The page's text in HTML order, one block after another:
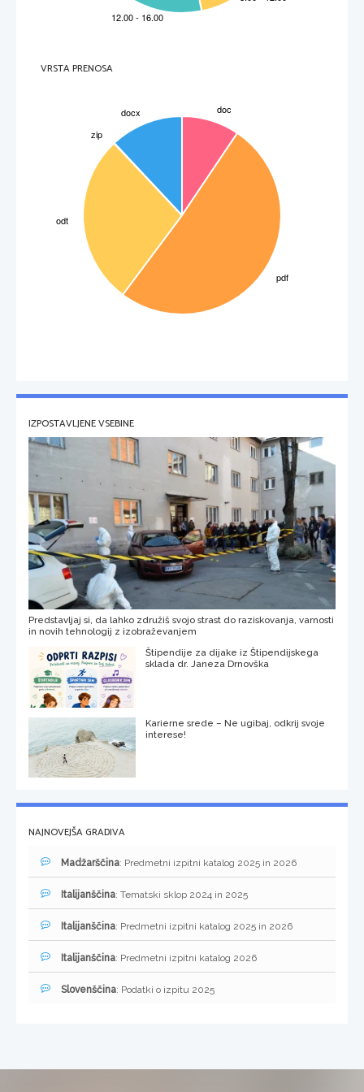
Je kronična bolezen, ki je pri otrocih in mladostnikih najbolj zaskrbljujočih problemov
Prekomerna telesna teža je vzrok številnih kroničnih bolezni, kot so:
VRSTA PRENOSA
IZPOSTAVLJENE VSEBINE
Predstavljaj si, da lahko združiš svojo strast do raziskovanja, varnosti
in novih tehnologij z izobraževanjem
Štipendije za dijake iz Štipendijskega
sklada dr. Janeza Drnovška
Karierne srede – Ne ugibaj, odkrij svoje
interese!
NAJNOVEJŠA GRADIVA
Madžarščina: Predmetni izpitni katalog 2025 in 2026
Italijanščina: Tematski sklop 2024 in 2025
Italijanščina: Predmetni izpitni katalog 2025 in 2026
Italijanščina: Predmetni izpitni katalog 2026
Slovenščina: Podatki o izpitu 2025